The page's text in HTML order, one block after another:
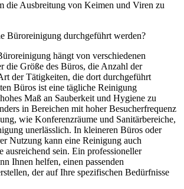
die Ausbreitung von Keimen und Viren zu
Büroreinigung durchgeführt werden?
hängt von verschiedenen
die Größe des Büros, die Anzahl der
der Tätigkeiten, die dort durchgeführt
Büros ist eine tägliche Reinigung
Maß an Sauberkeit und Hygiene zu
in Bereichen mit hoher Besucherfrequenz
wie Konferenzräume und Sanitärbereiche,
unerlässlich. In kleineren Büros oder
Nutzung kann eine Reinigung auch
ausreichend sein. Ein professioneller
Ihnen helfen, einen passenden
der auf Ihre spezifischen Bedürfnisse